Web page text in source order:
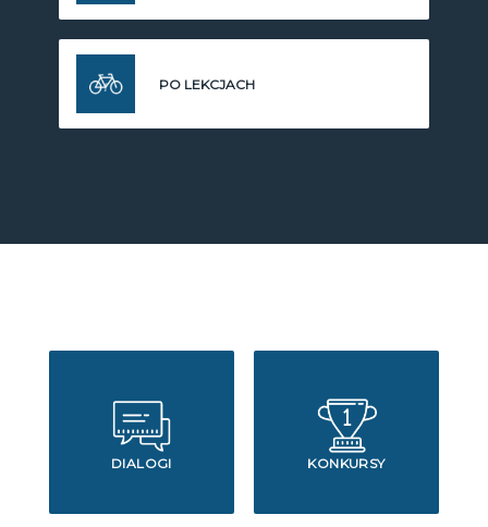
PO LEKCJACH
DIALOGI KONKURSY